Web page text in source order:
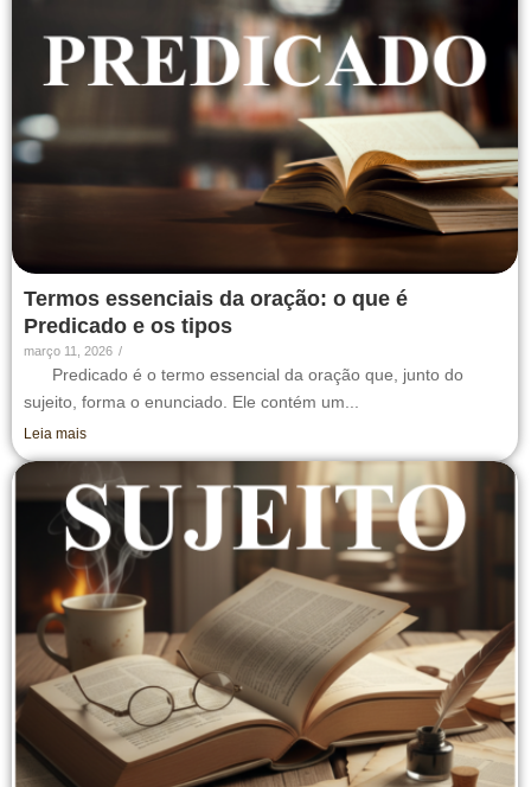
Termos essenciais da oração: o que é
Predicado e os tipos
março 11, 2026 /
Predicado é o termo essencial da oração que, junto do
sujeito, forma o enunciado. Ele contém um...
Leia mais